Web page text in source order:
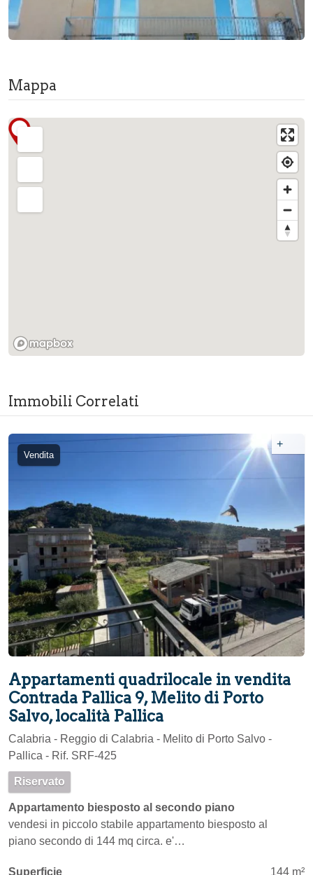
Mappa
Immobili Correlati
Vendita
+
Appartamenti quadrilocale in vendita
Contrada Pallica 9, Melito di Porto
Salvo, località Pallica
Calabria - Reggio di Calabria - Melito di Porto Salvo -
Pallica - Rif. SRF-425
Riservato
Appartamento biesposto al secondo piano
vendesi in piccolo stabile appartamento biesposto al
piano secondo di 144 mq circa. e'…
Superficie 144 m²